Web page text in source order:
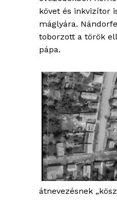
követ és inkvizítor
máglyára.
toborzott a török
pápa.
átnevezésnek